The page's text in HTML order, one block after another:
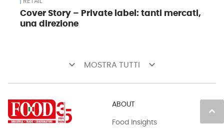
Certo, la relazione con la politica non è
sempre facile, sebbene noi ci si impegni
RETAIL
Cover Story – Private label: tanti mercati,
una direzione
keyboard_arrow_down MOSTRA TUTTI keyboard_arrow_down
keyboard_arrow_up
ABOUT
Food Insights